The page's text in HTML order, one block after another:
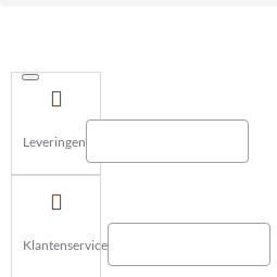
Leveringen
Klantenservice